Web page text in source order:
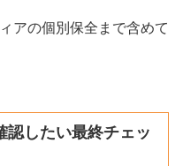
アの個別保全まで含めて
認したい最終チェッ